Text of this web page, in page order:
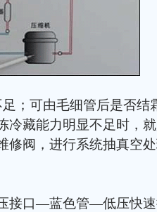
；可由毛细管后是否结
冷藏能力明显不足时，
修阀，进行系统抽真空
接口—蓝色管—低压快